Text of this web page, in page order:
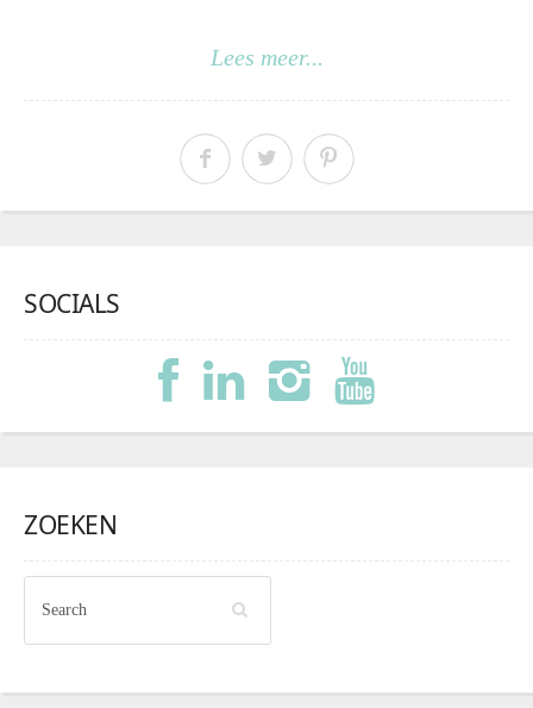
Lees meer...
SOCIALS
ZOEKEN